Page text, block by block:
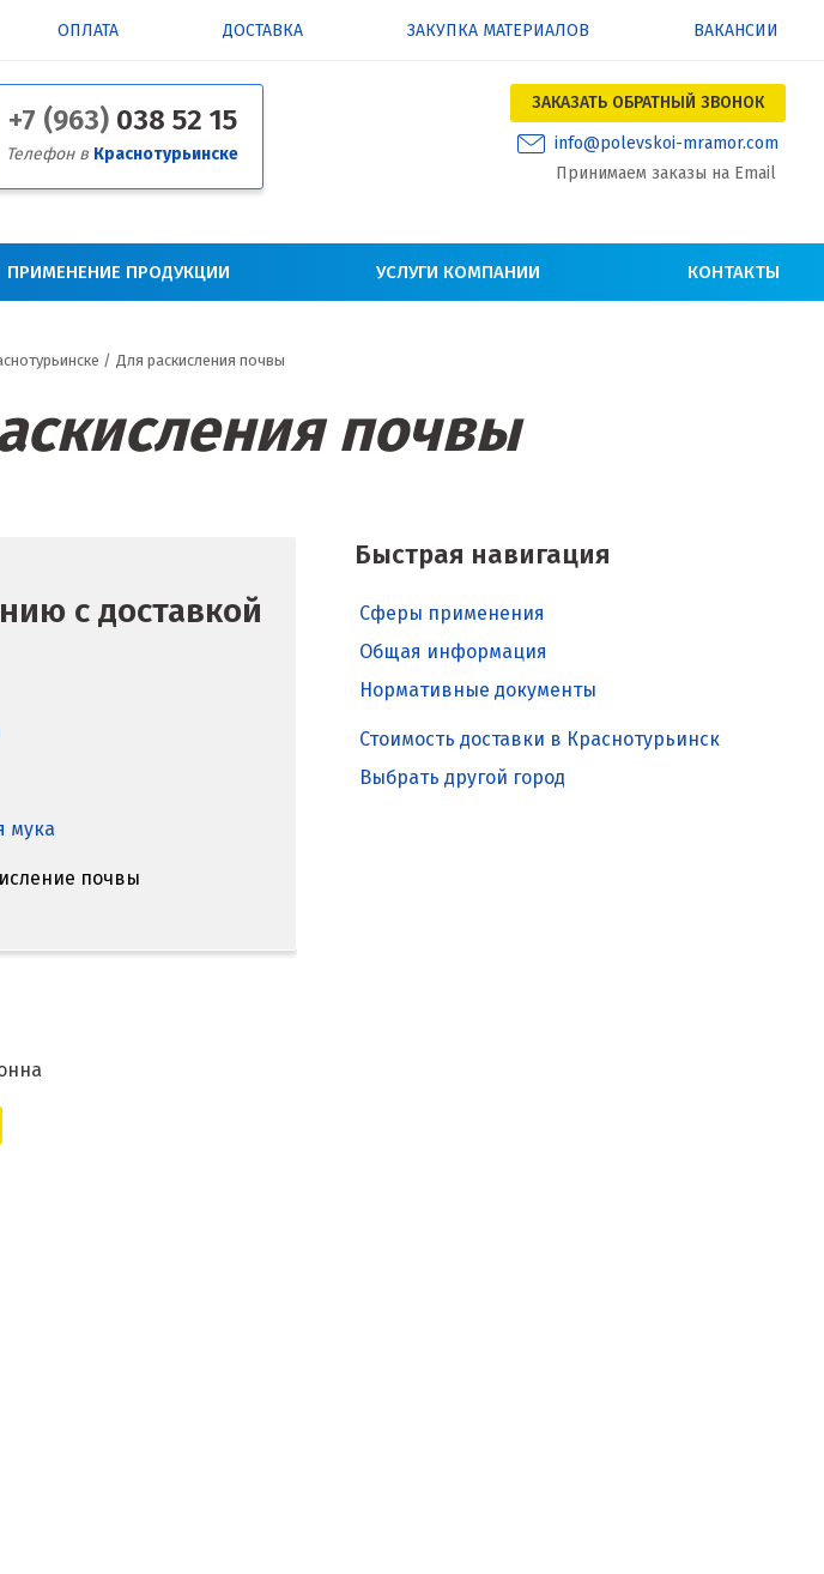
ОПЛАТА ДОСТАВКА ЗАКУПКА МАТЕРИАЛОВ ВАКАНСИИ
+7 (963) 038 52 15
Телефон в Краснотурьинске
ЗАКАЗАТЬ ОБРАТНЫЙ ЗВОНОК
info@polevskoi-mramor.com
Принимаем заказы на Email
ПРИМЕНЕНИЕ ПРОДУКЦИИ УСЛУГИ КОМПАНИИ КОНТАКТЫ
/ Для раскисления почвы
почвы
Быстрая навигация
Сферы применения
Общая информация
Нормативные документы
Стоимость доставки в Краснотурьинск
Выбрать другой город
с доставкой
мука
почвы